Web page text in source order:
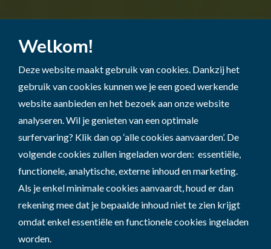
Welkom!
Deze website maakt gebruik van cookies. Dankzij het
gebruik van cookies kunnen we je een goed werkende
website aanbieden en het bezoek aan onze website
analyseren. Wil je genieten van een optimale
surfervaring? Klik dan op ‘alle cookies aanvaarden’. De
volgende cookies zullen ingeladen worden: essentiële,
functionele, analytische, externe inhoud en marketing.
Als je enkel minimale cookies aanvaardt, houd er dan
rekening mee dat je bepaalde inhoud niet te zien krijgt
omdat enkel essentiële en functionele cookies ingeladen
worden.